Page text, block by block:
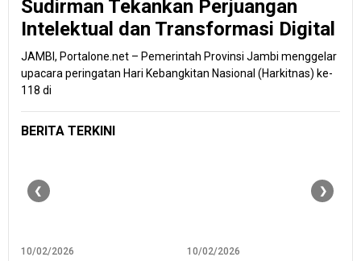
Sudirman Tekankan Perjuangan
Intelektual dan Transformasi Digital
JAMBI, Portalone.net – Pemerintah Provinsi Jambi menggelar
upacara peringatan Hari Kebangkitan Nasional (Harkitnas) ke-
118 di
BERITA TERKINI
10/02/2026 10/02/2026